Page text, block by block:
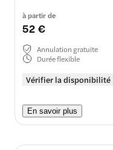
à partir de
52 €
Vérifier la disponibilité
Annulation gratuite
Durée flexible
En savoir plus